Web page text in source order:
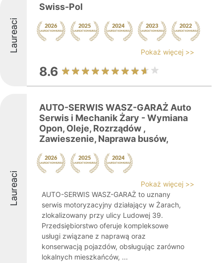
Laureaci
Swiss-Pol
Pokaż więcej >>
8.6
Laureaci
AUTO-SERWIS WASZ-GARAŻ Auto
Serwis i Mechanik Żary - Wymiana
Opon, Oleje, Rozrządów ,
Zawieszenie, Naprawa busów,
Pokaż więcej >>
AUTO-SERWIS WASZ-GARAŻ to uznany
serwis motoryzacyjny działający w Żarach,
zlokalizowany przy ulicy Ludowej 39.
Przedsiębiorstwo oferuje kompleksowe
usługi związane z naprawą oraz
konserwacją pojazdów, obsługując zarówno
lokalnych mieszkańców, ...